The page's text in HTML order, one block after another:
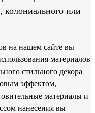
колониального или
на нашем сайте вы
материалов
стильного декора
эффектом,
материалы и
нанесения вы